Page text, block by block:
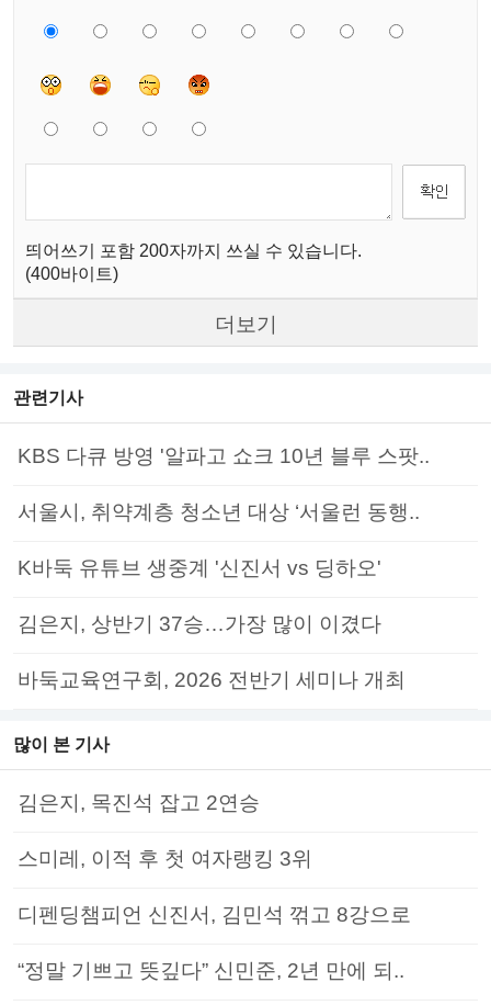
띄어쓰기 포함 200자까지 쓰실 수 있습니다.
(400바이트)
더보기
관련기사
KBS 다큐 방영 '알파고 쇼크 10년 블루 스팟..
서울시, 취약계층 청소년 대상 ‘서울런 동행..
K바둑 유튜브 생중계 '신진서 vs 딩하오'
김은지, 상반기 37승…가장 많이 이겼다
바둑교육연구회, 2026 전반기 세미나 개최
많이 본 기사
김은지, 목진석 잡고 2연승
스미레, 이적 후 첫 여자랭킹 3위
디펜딩챔피언 신진서, 김민석 꺾고 8강으로
“정말 기쁘고 뜻깊다” 신민준, 2년 만에 되..